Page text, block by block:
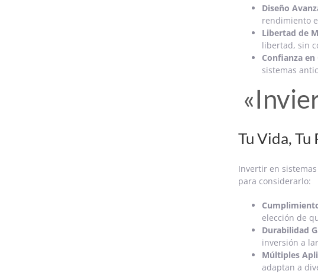
Diseño
rendimiento
Libertad de
libertad, sin
Confianza en
sistemas
Tu Vida, Tu
Invertir en
para considerarlo:
elección de
Durabilidad
inversión a
Múltiples
adaptan a